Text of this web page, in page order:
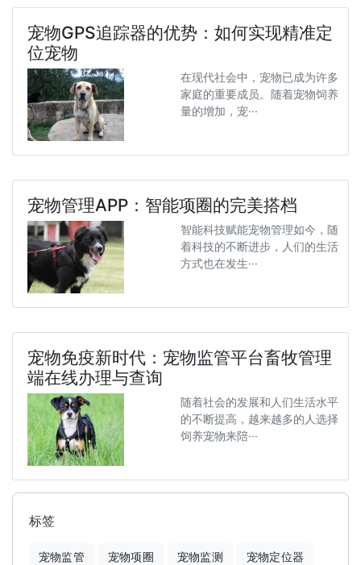
宠物GPS追踪器的优势：如何实现精准定
位宠物
在现代社会中，宠物已成为许多
家庭的重要成员。随着宠物饲养
量的增加，宠···
宠物管理APP：智能项圈的完美搭档
智能科技赋能宠物管理如今，随
着科技的不断进步，人们的生活
方式也在发生···
宠物免疫新时代：宠物监管平台畜牧管理
端在线办理与查询
随着社会的发展和人们生活水平
的不断提高，越来越多的人选择
饲养宠物来陪···
标签
宠物监管 宠物项圈 宠物监测 宠物定位器